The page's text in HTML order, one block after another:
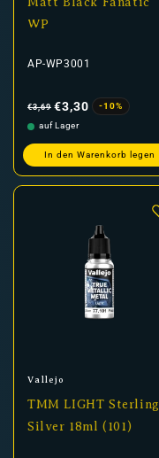
WP
AP-WP3001
Preis
€3,69 €3,30
-10%
auf Lager
In den Warenkorb legen
Anbieter:
Vallejo
TMM LIGHT Sterling
Silver 18ml (101)